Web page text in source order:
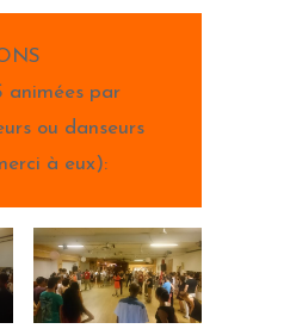
animées par
ou danseurs
à eux):